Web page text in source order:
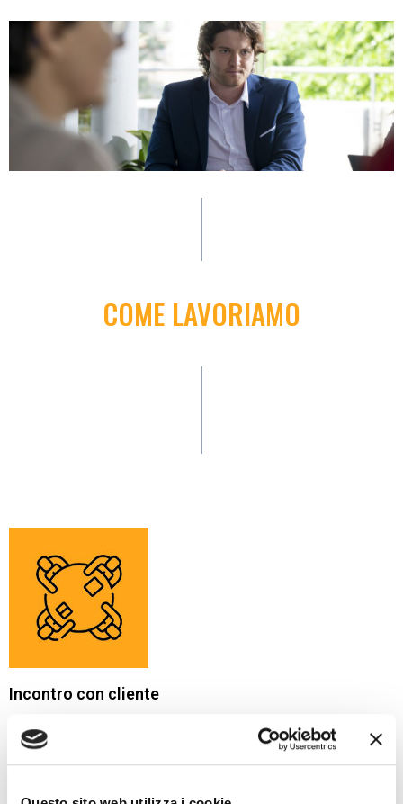
COME LAVORIAMO
Incontro con cliente
Incontriamo il committente della selezione e i key people del
ruolo, per la definizione della nuova posizione organizzativa e